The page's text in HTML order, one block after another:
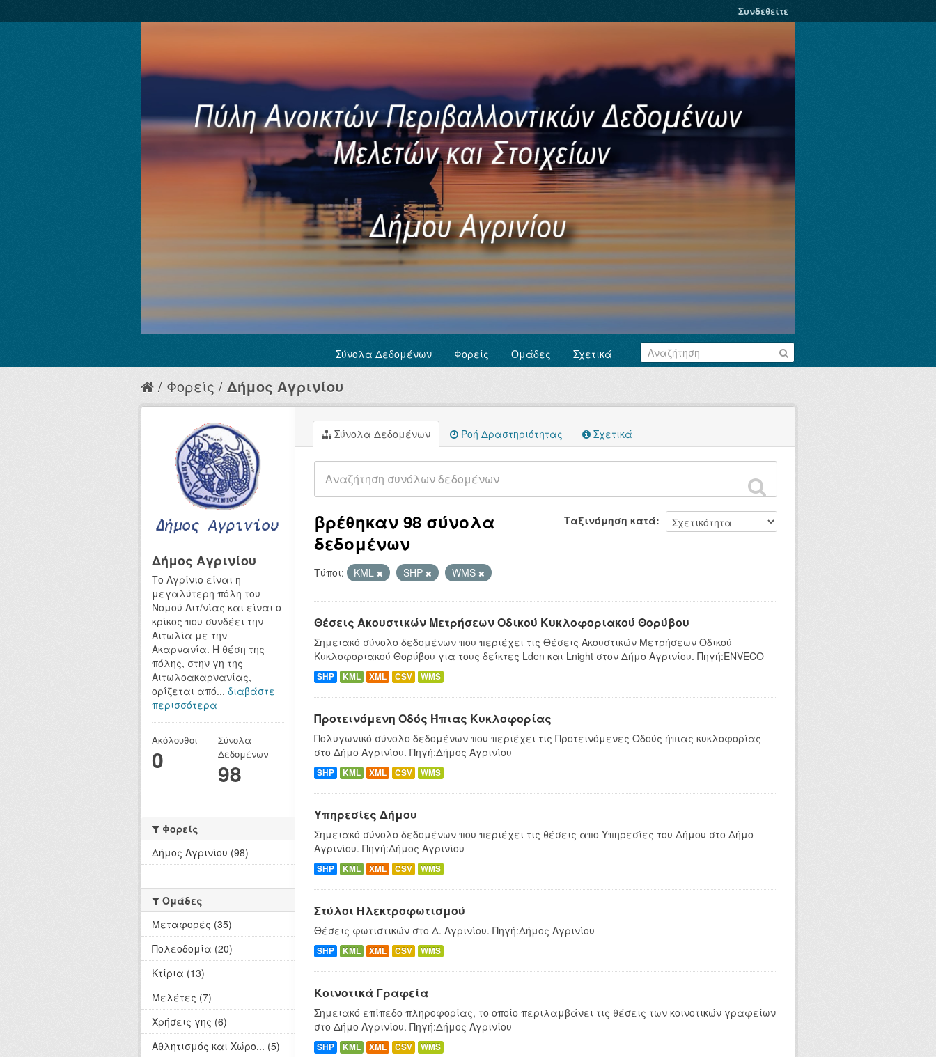
Συνδεθείτε
Σύνολα Δεδομένων Φορείς Ομάδες Σχετικά
Φορείς Δήμος Αγρινίου
Σύνολα Δεδομένων Ροή Δραστηριότητας Σχετικά
Ταξινόμηση κατά
βρέθηκαν 98 σύνολα
δεδομένων
Τύποι: KML SHP WMS
Θέσεις Ακουστικών Μετρήσεων Οδικού Κυκλοφοριακού Θορύβου
Σημειακό σύνολο δεδομένων που περιέχει τις Θέσεις Ακουστικών Μετρήσεων Οδικού
Κυκλοφοριακού Θορύβου για τους δείκτες Lden και Lnight στον Δήμο Αγρινίου. Πηγή:ENVECO
SHP KML XML CSV WMS
Προτεινόμενη Οδός Ήπιας Κυκλοφορίας
Πολυγωνικό σύνολο δεδομένων που περιέχει τις Προτεινόμενες Οδούς ήπιας κυκλοφορίας
στο Δήμο Αγρινίου. Πηγή:Δήμος Αγρινίου
SHP KML XML CSV WMS
Υπηρεσίες Δήμου
Σημειακό σύνολο δεδομένων που περιέχει τις θέσεις απο Υπηρεσίες του Δήμου στο Δήμο
Αγρινίου. Πηγή:Δήμος Αγρινίου
SHP KML XML CSV WMS
Στύλοι Ηλεκτροφωτισμού
Θέσεις φωτιστικών στο Δ. Αγρινίου. Πηγή:Δήμος Αγρινίου
SHP KML XML CSV WMS
Κοινοτικά Γραφεία
Σημειακό επίπεδο πληροφορίας, το οποίο περιλαμβάνει τις θέσεις των κοινοτικών γραφείων
στο Δήμο Αγρινίου. Πηγή:Δήμος Αγρινίου
SHP KML XML CSV WMS
Δήμος Αγρινίου
Το Αγρίνιο είναι η
μεγαλύτερη πόλη του
Νομού Αιτ/νίας και είναι ο
κρίκος που συνδέει την
Αιτωλία με την
Ακαρνανία. Η θέση της
πόλης, στην γη της
Αιτωλοακαρνανίας,
ορίζεται από... διαβάστε
περισσότερα
Ακόλουθοι
0
Σύνολα
Δεδομένων
98
Φορείς
Δήμος Αγρινίου (98)
Ομάδες
Μεταφορές (35)
Πολεοδομία (20)
Κτίρια (13)
Μελέτες (7)
Χρήσεις γης (6)
Αθλητισμός και Χώρο... (5)